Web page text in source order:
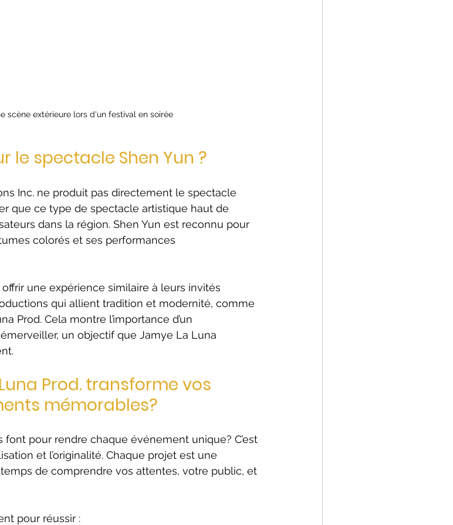
scène extérieure lors d'un festival en soirée
le spectacle Shen Yun ?
Inc. ne produit pas directement le spectacle
que ce type de spectacle artistique haut de
dans la région. Shen Yun est reconnu pour
colorés et ses performances
une expérience similaire à leurs invités
qui allient tradition et modernité, comme
Prod. Cela montre l’importance d’un
un objectif que Jamye La Luna
Prod. transforme vos
mémorables?
pour rendre chaque événement unique? C’est
et l’originalité. Chaque projet est une
de comprendre vos attentes, votre public, et
pour réussir :